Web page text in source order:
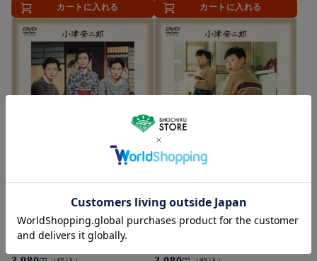
カートに入れる カートに入れる
ゆうパケット便 DVD ゆうパケット便